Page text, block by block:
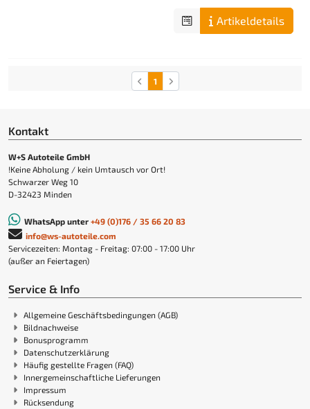
Artikeldetails
1
Kontakt
W+S Autoteile GmbH
!Keine Abholung / kein Umtausch vor Ort!
Schwarzer Weg 10
D-32423 Minden
WhatsApp unter +49 (0)176 / 35 66 20 83
info@ws-autoteile.com
Servicezeiten: Montag - Freitag: 07:00 - 17:00 Uhr
(außer an Feiertagen)
Service & Info
Allgemeine Geschäftsbedingungen (AGB)
Bildnachweise
Bonusprogramm
Datenschutzerklärung
Häufig gestellte Fragen (FAQ)
Innergemeinschaftliche Lieferungen
Impressum
Rücksendung